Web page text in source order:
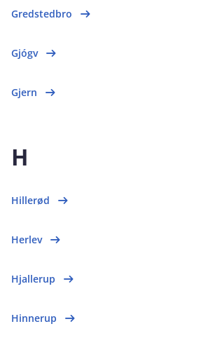
Gredstedbro
Gjógv
Gjern
H
Hillerød
Herlev
Hjallerup
Hinnerup